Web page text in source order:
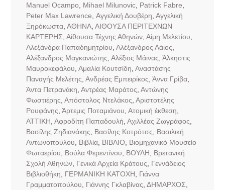
Manuel Ocampo
Mihael Milunovic, Patrick Fabre
Peter Max Lawrence Αγγελική Δουβέρη Αγγελική
Ξηρόκωστα, ΑΘΗΝΑ, ΑΙΘΟΥΣΑ ΠΕΡΙΤΕΧΝΩΝ
ΚΑΡΤΕΡΗΣ Αίθουσα Τέχνης Αθηνών, Αίμη Μελετίου
Αλεξάνδρα Παπαδημητρίου Αλέξανδρος Λάιος
Αλέξανδρος Μαγκανιώτης Αλέξιος Μάινας Άλκηστις
Μαυροκεφάλου Αμαλία Κουτσίδη Αναστάσης
Παναγής Μελέτης Ανδρέας Εμπειρίκος Άννα Γρίβα,
Άντα Πετρανάκη Αντρέας Μαράτος Αντώνης
Φωστιέρης Απόστολος Ντελάκος Αριστοτέλης
Ρουφάνης Άρτεμις Ποταμιάνου Ατομική έκθεση
ΑΤΤΙΚΗ Αφροδίτη Παπαδουλή Αχιλλέας Ζωγράφος
Βασίλης Ζηδιανάκης
Βασίλης Κοτρότσς
Βασιλική
Αντωνοπούλου
Βιβλία, ΒΙΒΛΙΟ
Βιομηχανικό Μουσείο
Φωταερίου
Βούλα Φερεντίνου ΒΟΥΛΗ
Βρετανική
Σχολή Αθηνών, Γενικά Αρχεία Κράτους
Γεννάδειος
Βιβλιοθήκη
ΓΕΡΜΑΝΙΚΗ ΚΑΤΟΧΗ
Γιάννα
Γραμματοπούλου
Γιάννης Γκλαβίνας ΔΗΜΑΡΧΟΣ